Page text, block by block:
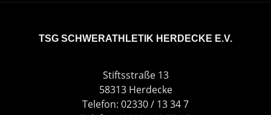
TSG SCHWERATHLETIK HERDECKE E.V.
Stiftsstraße 13
58313 Herdecke
Telefon: 02330 / 13 34 7